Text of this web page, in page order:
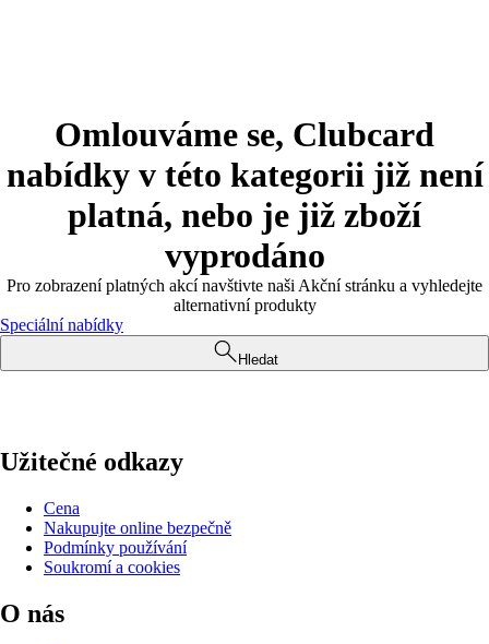
Omlouváme se, Clubcard
nabídky v této kategorii již není
platná, nebo je již zboží
vyprodáno
Pro zobrazení platných akcí navštivte naši Akční stránku a vyhledejte
alternativní produkty
Speciální nabídky
Hledat
Užitečné odkazy
Cena
Nakupujte online bezpečně
Podmínky používání
Soukromí a cookies
O nás